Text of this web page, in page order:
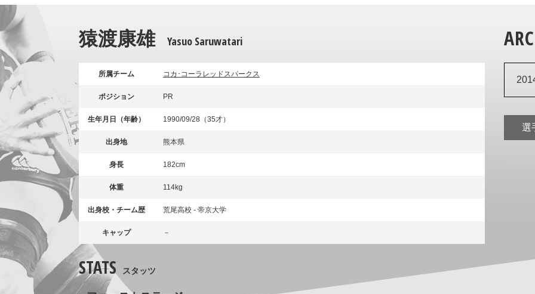
猿渡康雄 Yasuo Saruwatari
所属チーム コカ･コーラレッドスパークス
ポジション PR
生年月日（年齢） 1990/09/28（35才）
出身地 熊本県
身長 182cm
体重 114kg
出身校・チーム歴 荒尾高校 - 帝京大学
キャップ －
STATS スタッツ
選